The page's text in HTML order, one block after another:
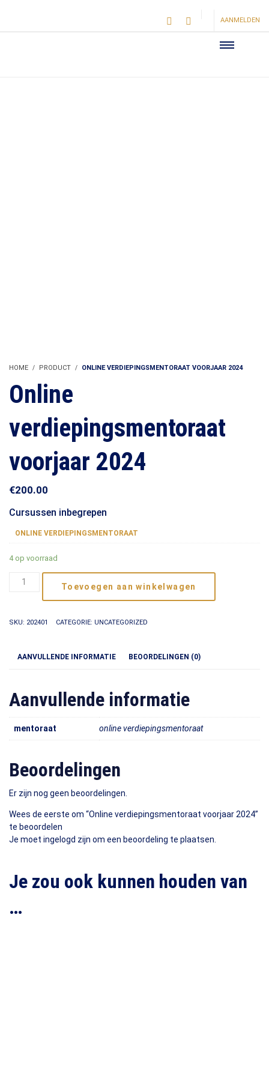
AANMELDEN
HOME PRODUCT ONLINE VERDIEPINGSMENTORAAT VOORJAAR 2024
Online
verdiepingsmentoraat
voorjaar 2024
€200.00
Cursussen inbegrepen
ONLINE VERDIEPINGSMENTORAAT
4 op voorraad
Online
verdiepingsmentoraat
voorjaar
Toevoegen aan winkelwagen
SKU: 202401 CATEGORIE: UNCATEGORIZED
AANVULLENDE INFORMATIE BEOORDELINGEN (0)
Aanvullende informatie
mentoraat online verdiepingsmentoraat
Beoordelingen
Er zijn nog geen beoordelingen.
Wees de eerste om “Online verdiepingsmentoraat voorjaar 2024”
te beoordelen
Je moet ingelogd zijn om een beoordeling te plaatsen.
Je zou ook kunnen houden van
…